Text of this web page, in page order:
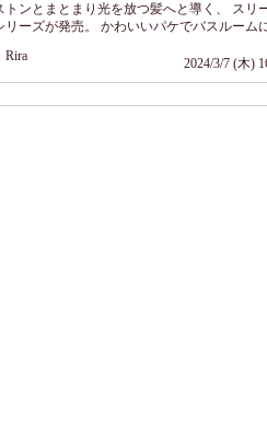
トンとまとまり光を放つ髪へと導く、 スリ
リーズが発売。 かわいいパケでバスルーム
テンション上がります💛 洗い流さないト
ぷるんのテクスチャで ミルクプリン？杏仁
時間が経つと元に戻る不思議✨ あまーい香
Rira 2024/3/7 (木)